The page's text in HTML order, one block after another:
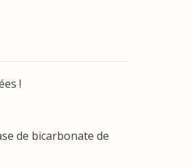
!
de bicarbonate de